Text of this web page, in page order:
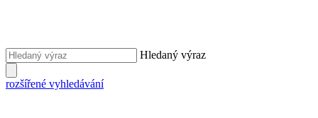
Hledaný výraz
rozšířené vyhledávání